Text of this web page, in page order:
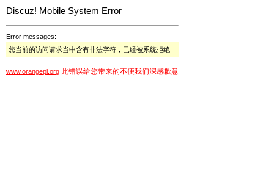
Discuz! Mobile System Error
Error messages:
您当前的访问请求当中含有非法字符，已经被系统拒绝
www.orangepi.org 此错误给您带来的不便我们深感歉意